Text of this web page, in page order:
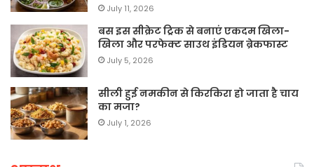
July 11, 2026
बस इस सीक्रेट ट्रिक से बनाएं एकदम खिला-
खिला और परफेक्ट साउथ इंडियन ब्रेकफास्ट
July 5, 2026
सीली हुई नमकीन से किरकिरा हो जाता है चाय
का मजा?
July 1, 2026